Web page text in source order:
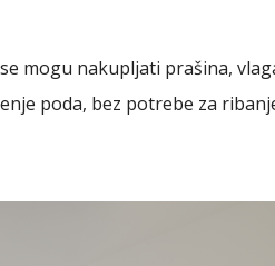
mogu nakupljati prašina,
poda, bez potrebe za